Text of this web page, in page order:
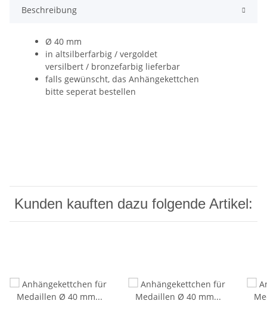
Beschreibung
Ø 40 mm
in altsilberfarbig / vergoldet
versilbert / bronzefarbig lieferbar
falls gewünscht, das Anhängekettchen
bitte seperat bestellen
Kunden kauften dazu folgende Artikel: